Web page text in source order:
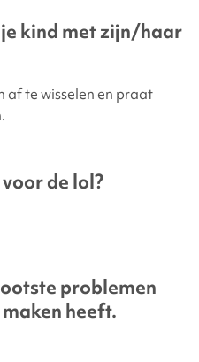
kind met zijn/haar
af te wisselen en praat
de lol?
problemen
heeft.